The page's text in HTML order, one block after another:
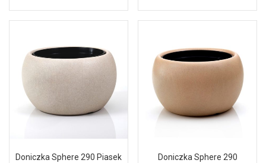
Doniczka Sphere 290 Piasek Doniczka Sphere 290